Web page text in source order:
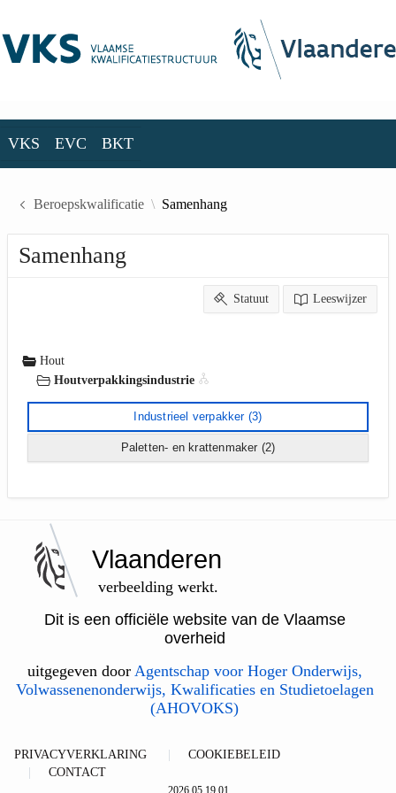
VKS EVC BKT
Beroepskwalificatie Samenhang
Samenhang
Statuut Leeswijzer
Hout
Houtverpakkingsindustrie
Industrieel verpakker(3)
Paletten- en krattenmaker (2)
Vlaanderen
verbeelding werkt.
Dit is een officiële website van de Vlaamse
overheid
uitgegeven door Agentschap voor Hoger Onderwijs,
Volwassenenonderwijs, Kwalificaties en Studietoelagen
(AHOVOKS)
PRIVACYVERKLARING
COOKIEBELEID
CONTACT
2026.05.19.01